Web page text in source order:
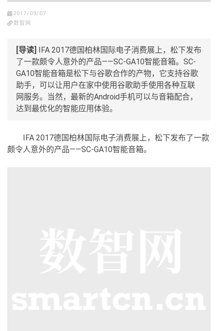
2017/09/07
数智网
[导读]
IFA 2017德国柏林国际电子消费展上，松下发布
了一款颇令人意外的产品——SC-GA10智能音箱。SC-
GA10智能音箱是松下与谷歌合作的产物，它支持谷歌
助手，可以让用户在家中使用谷歌助手使用各种互联
网服务。当然，最新的Android手机可以与音箱配合，
达到最优化的智能应用体验。
IFA 2017德国柏林国际电子消费展上，松下发布了一款
颇令人意外的产品——SC-GA10智能音箱。